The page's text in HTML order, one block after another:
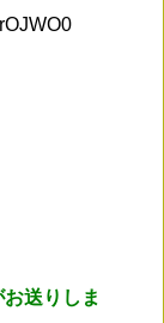
送りしま